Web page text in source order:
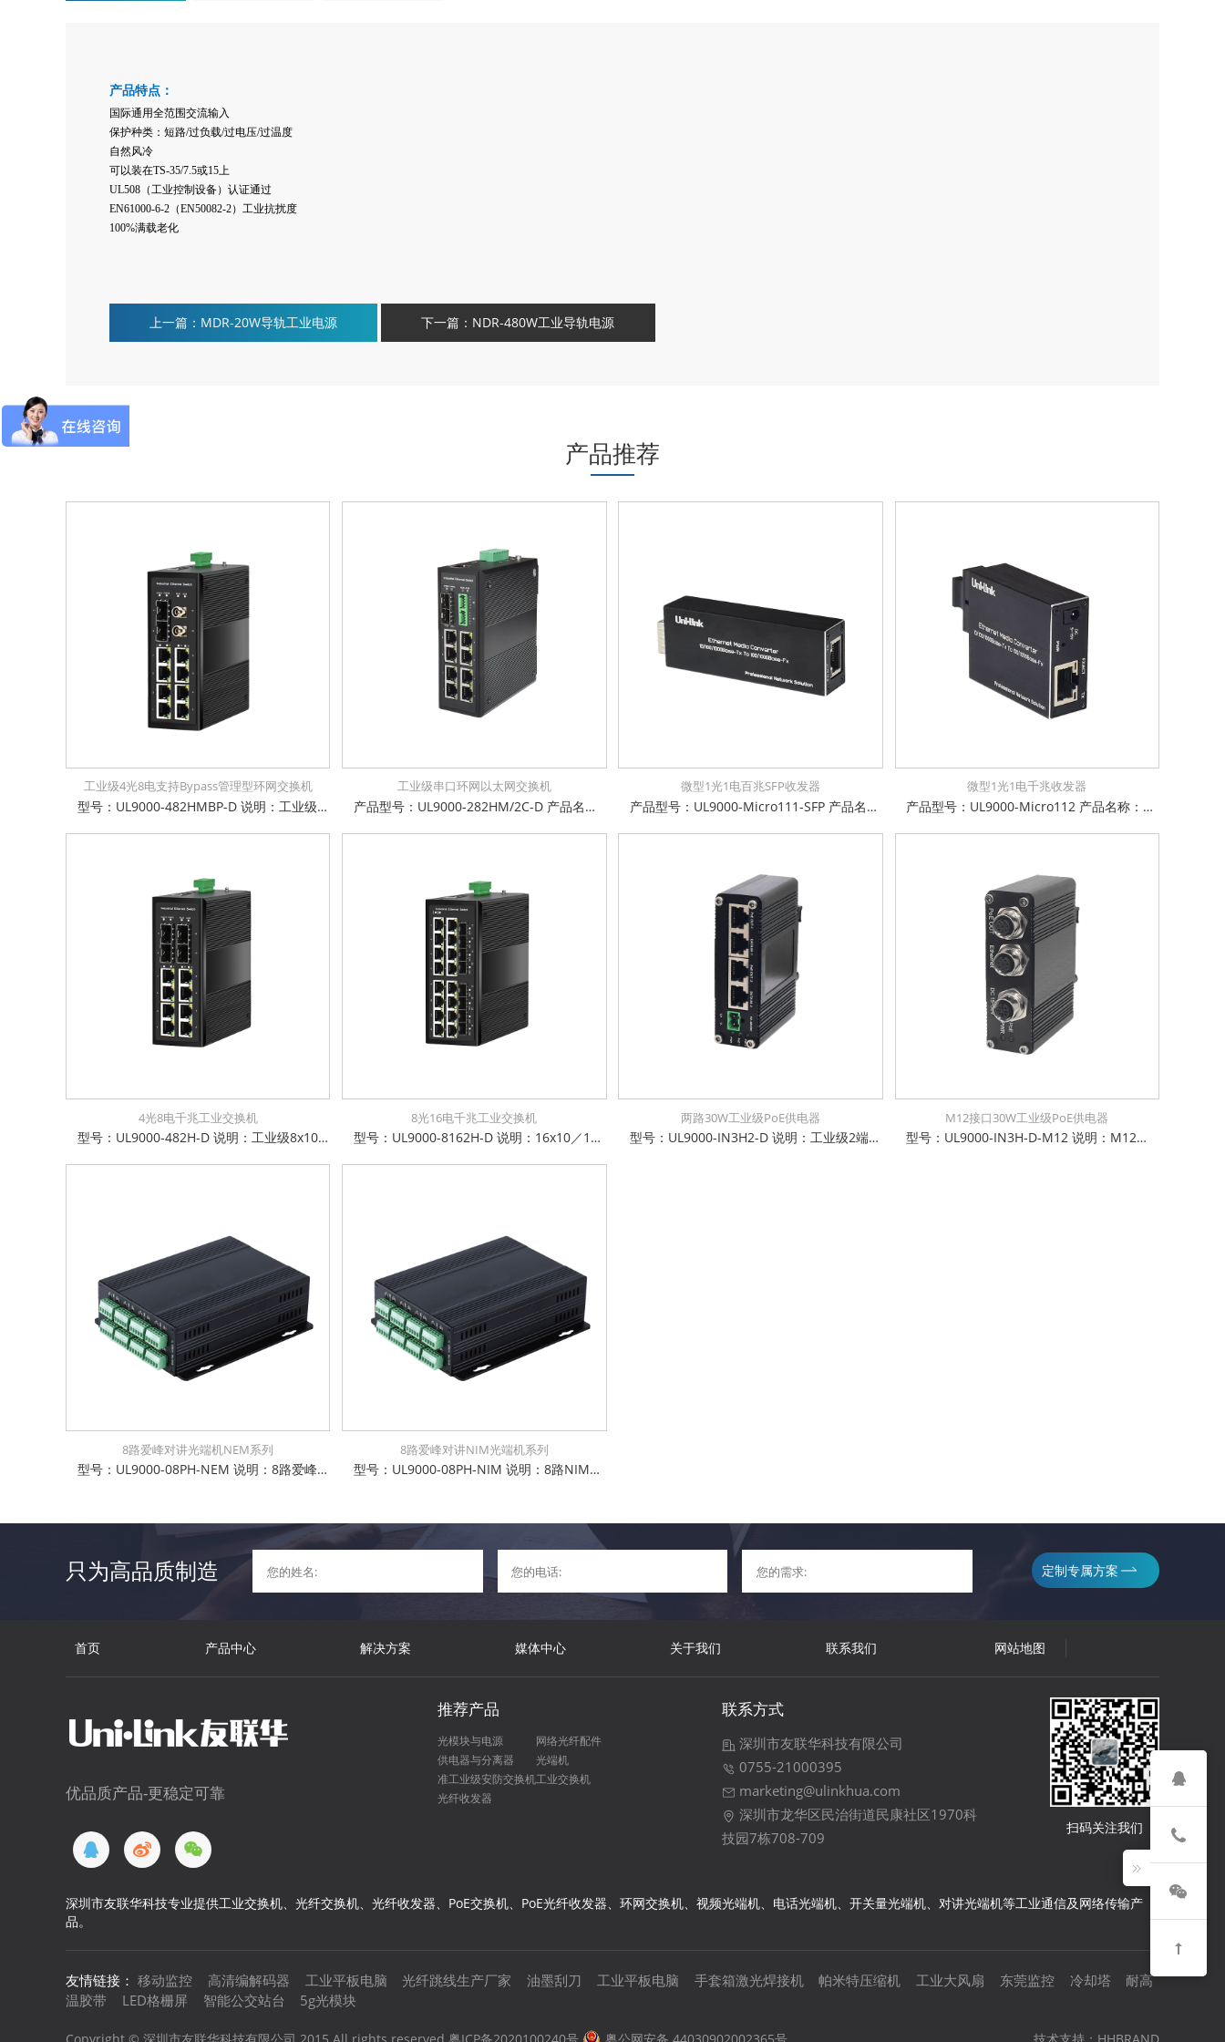
产品特点：
国际通用全范围交流输入
保护种类：短路/过负载/过电压/过温度
自然风冷
可以装在TS-35/7.5或15上
UL508（ 工业控制设备）认证通过
EN61000-6-2（EN50082-2） 工业抗扰度
100%满载老化
上一篇：MDR-20W导轨工业电源 下一篇：NDR-480W工业导轨电源
产品推荐
工业级4光8电支持Bypass管理型环网交换机
型号：UL9000-482HMBP-D 说明：工业级8x10/100/1000Base-T + 4x100/1000Base-X SFP 管理型交换机，支持旁路Bypass功能，环网自愈时间小于15ms，6KV防浪涌保护，通过公安部、交通部、电信进网许可检测，支持STP/RSTP/MSTP, EAPS/ERPS
工业级串口环网以太网交换机
产品型号：UL9000-282HM/2C-D 产品名称：工业级8千兆电 + 2千兆SFP光口+2xRS232/485/422 串口管理型交换机 多重管理模式：支持CLI/WEB/SNMP管理方式 支持掉电、断光纤、断网线、超低高温等告警功能，方便运维 支持16K字节巨帧传输，兼容各种扩展协议 支持IEEE802.3az高效节能以太网技术 支持IPv6协议，支持IEEE1855 V2协议透传 支持STP/RSTP/MSTP, EAPS/ERPS，环网自愈时间小于15ms 防雷防静电：6KV防浪涌保护，接触放电8KV，空气放电15KV 电源输入极性保护设计，反接无忧 权威检测：公安部、交通部、电信进网许可等 IP-40防护等级，防尘防潮无忧
微型1光1电百兆SFP收发器
产品型号：UL9000-Micro111-SFP 产品名称：微型1光1电百兆收发器，SFP 支持5~15VDC宽电压输入 电口支持全/半双工方式、MDI/MDI-X自动侦测 光口支持单模、多模、单纤、双纤 微型机身，工作温度-10℃~ +50℃ 防雷防静电：6KV防浪涌保护，接触放电8KV，空气放电15KV 电源输入极性保护设计，反接无忧 权威检测：公安部、交通部、电信进网许可等 IP-40防护等级，防尘防潮无忧
微型1光1电千兆收发器
产品型号：UL9000-Micro112 产品名称：微型1光1电千兆收发器，SC/FC/ST可选，光口百千自适应 支持5~15VDC宽电压输入 电口支持全/半双工方式、MDI/MDI-X自动侦测 光口支持单模、多模、单纤、双纤 微型机身，工作温度-10℃~ +50℃ 防雷防静电：6KV防浪涌保护，接触放电8KV，空气放电15KV 电源输入极性保护设计，反接无忧 权威检测：公安部、交通部、电信进网许可等 IP-40防护等级，防尘防潮无忧
4光8电千兆工业交换机
型号：UL9000-482H-D 说明：工业级8x10/100/1000Base-T + 4x1000Base-X SFP 非管理型交换机
8光16电千兆工业交换机
型号：UL9000-8162H-D 说明：16x10／100／1000Base－TX ＋8x100/1000Base－X SFP工业级交换机
两路30W工业级PoE供电器
型号：UL9000-IN3H2-D 说明：工业级2端口以太网输入+2端口PoE+输出供电器 支持12~48VDC宽电压输入 支持 10/100/1000Base-TX 电口支持全/半双工方式、MDI/MDI-X自动侦测 工业级导轨式机身设计，同时支持挂墙安装 工作温度-40℃~ +85℃ 防雷防静电：6KV防浪涌保护，接触放电8KV，空气放电15KV 电源输入极性保护设计，反接无忧 权威检测：公安部、交通部、电信进网许可等 IP-40防护等级，防尘防潮无忧
M12接口30W工业级PoE供电器
型号：UL9000-IN3H-D-M12 说明：M12工业级1端口以太网输入+1端口PoE+输出供电器 支持12~48VDC宽电压输入 支持 10/100/1000Base-TX 电口支持全/半双工方式、MDI/MDI-X自动侦测 工业级导轨式机身设计，同时支持挂墙安装 工作温度-40℃~ +85℃ 防雷防静电：6KV防浪涌保护，接触放电8KV，空气放电15KV 电源输入极性保护设计，反接无忧 权威检测：公安部、交通部、电信进网许可等 IP-40防护等级，防尘防潮无忧
8路爱峰对讲光端机NEM系列
型号：UL9000-08PH-NEM 说明：8路爱峰对讲光端机；单模单纤20km，独立式，可选配监听功能
8路爱峰对讲NIM光端机系列
型号：UL9000-08PH-NIM 说明：8路NIM系列Aiphone对讲光端机
只为高品质制造 定制专属方案
首页 产品中心 解决方案 媒体中心 关于我们 联系我们 网站地图
优品质产品-更稳定可靠
推荐产品
光模块与电源
网络光纤配件
供电器与分离器
光端机
准工业级安防交换机工业交换机
光纤收发器
联系方式
深圳市友联华科技有限公司
0755-21000395
marketing@ulinkhua.com
深圳市龙华区民治街道民康社区1970科
技园7栋708-709
扫码关注我们
深圳市友联华科技专业提供工业交换机、光纤交换机、光纤收发器、PoE交换机、PoE光纤收发器、环网交换机、视频光端机、电话光端机、开关量光端机、对讲光端机等工业通信及网络传输产
品。
友情链接： 移动监控 高清编解码器 工业平板电脑 光纤跳线生产厂家 油墨刮刀 工业平板电脑 手套箱激光焊接机 帕米特压缩机 工业大风扇 东莞监控 冷却塔
耐高
温胶带
LED格栅屏 智能公交站台 5g光模块